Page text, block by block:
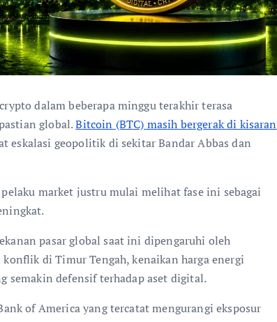
dalam beberapa minggu terakhir terasa
global.Bitcoin (BTC) masih bergerak di kisaran
eskalasi geopolitik di sekitar Bandar Abbas dan
market justru mulai melihat fase ini sebagai
pasar global saat ini dipengaruhi oleh
di Timur Tengah, kenaikan harga energi
semakin defensif terhadap aset digital.
of America yang tercatat mengurangi eksposur